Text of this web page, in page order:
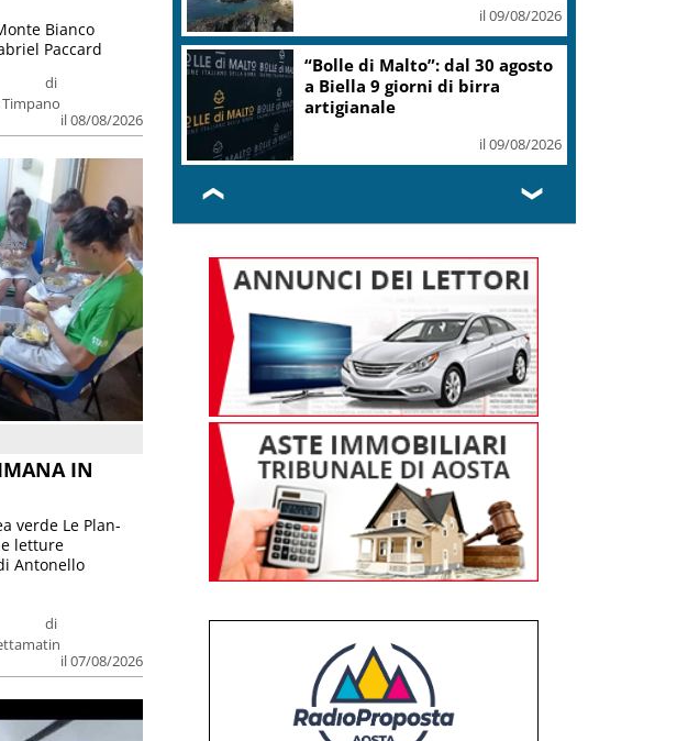
di
Timpano
il 08/08/2026
Bianco
Paccard
IN
di
il 07/08/2026
verde Le Plan-
letture
Antonello
il 09/08/2026
“Bolle di Malto”: dal 30 agosto
a Biella 9 giorni di birra
artigianale
il 09/08/2026
❮ ❯